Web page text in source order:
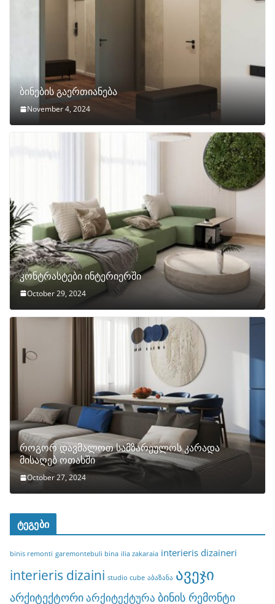
ბინების გაერთიანება
November 4, 2024
კონტრასტები ინტერიერში
October 29, 2024
როგორ დავმალოთ სამზარეულოს კარადა
მისაღებ ოთახში
October 27, 2024
ტეგები
binis remonti garemontebuli bina ilia zakaraia interieris dizaineri
interieris dizaini studio cube აბაზანა ავეჯი
არქიტექტორიარქიტექტურა ბინის რემონტი